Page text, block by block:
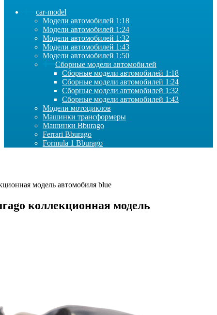
car-model
Модели автомобилей 1:18
Модели автомобилей 1:24
Модели автомобилей 1:32
Модели автомобилей 1:43
Модели автомобилей 1:50
Сборные модели автомобилей
Сборные модели автомобилей 1:18
Сборные модели автомобилей 1:24
Сборные модели автомобилей 1:32
Сборные модели автомобилей 1:43
Модели мотоциклов
Машинки трансформеры
Машинки Bburago
Ferrari Bburago
Formula 1 Bburago
модель автомобиля blue
коллекционная модель